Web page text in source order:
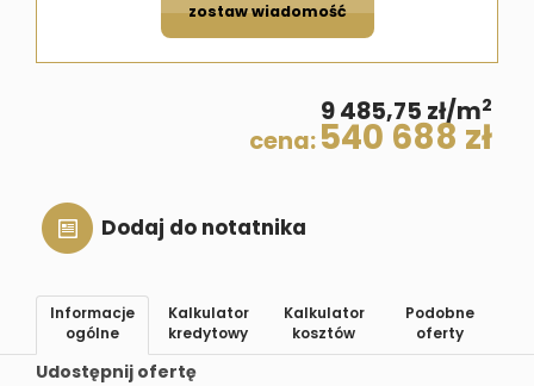
zostaw wiadomość
9 485,75 zł/m2
cena:540 688 zł
Dodaj do notatnika
Udostępnij ofertę
Informacje
ogólne
Kalkulator
kredytowy
Kalkulator
kosztów
Podobne
oferty